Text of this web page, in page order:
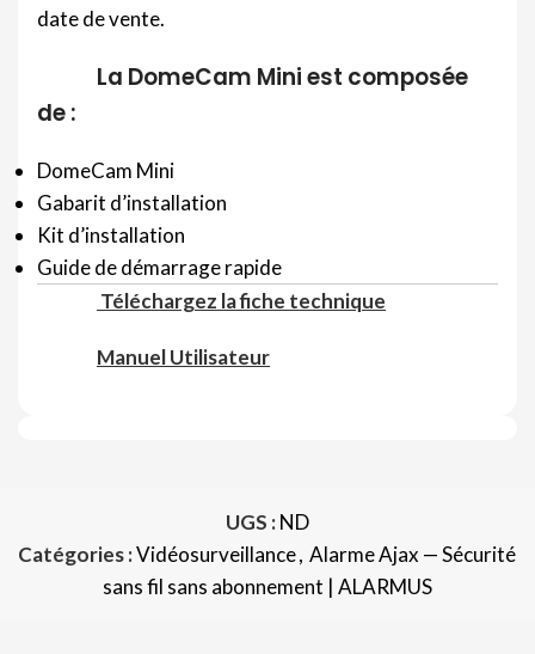
date de vente.
La DomeCam Mini est composée
de :
DomeCam Mini
Gabarit d’installation
Kit d’installation
Guide de démarrage rapide
Téléchargez la fiche technique
Manuel Utilisateur
UGS :ND
Catégories :Vidéosurveillance, Alarme Ajax — Sécurité
sans fil sans abonnement | ALARMUS